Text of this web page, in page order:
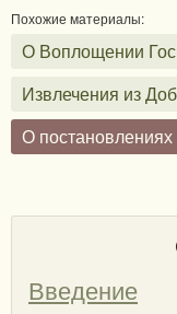
Похожие материалы:
О Воплощении
Извлечения из
О постановлениях
Введение